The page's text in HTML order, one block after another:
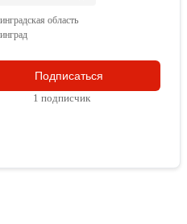
область
Подписаться
1 подписчик